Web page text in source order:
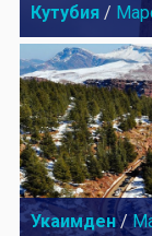
Кутубия /
Укаимден/